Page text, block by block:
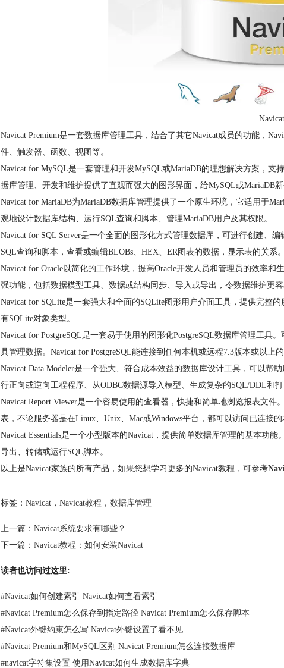
Navicat Premium是一套数据库管理工具，结合了其它Navicat成员的功能，
件、触发器、函数、视图等。
Navicat for MySQL是一套管理和开发MySQL或MariaDB的理想解决方案，
据库管理、开发和维护提供了直观而强大的图形界面，给MySQL或MariaDB
Navicat for MariaDB为MariaDB数据库管理提供了一个原生环境，它适用于
观地设计数据库结构、运行SQL查询和脚本、管理MariaDB用户及其权限。
Navicat for SQL Server是一个全面的图形化方式管理数据库，可进行创建、
SQL查询和脚本，查看或编辑BLOBs、HEX、ER图表的数据，显示表的关系。
Navicat for Oracle以简化的工作环境，提高Oracle开发人员和管理员的效率
强功能，包括数据模型工具、数据或结构同步、导入或导出，令数据维护更容
Navicat for SQLite是一套强大和全面的SQLite图形用户介面工具，提供完整
有SQLite对象类型。
Navicat for PostgreSQL是一套易于使用的图形化PostgreSQL数据库管理工
具管理数据。Navicat for PostgreSQL能连接到任何本机或远程7.3版本或以上
Navicat Data Modeler是一个强大、符合成本效益的数据库设计工具，可以
行正向或逆向工程程序、从ODBC数据源导入模型、生成复杂的SQL/DDL和打
Navicat Report Viewer是一个容易使用的查看器，快捷和简单地浏览报表文件
表，不论服务器是在Linux、Unix、Mac或Windows平台，都可以访问已连接的
Navicat Essentials是一个小型版本的Navicat，提供简单数据库管理的基本功
导出、转储或运行SQL脚本。
以上是Navicat家族的所有产品，如果您想学习更多的Navicat教程，可参考
标签：Navicat ，Navicat教程 ，数据库管理
上一篇：Navicat系统要求有哪些？
下一篇：Navicat教程：如何安装Navicat
读者也访问过这里:
#Navicat如何创建索引 Navicat如何查看索引
#Navicat Premium怎么保存到指定路径 Navicat Premium怎么保存脚本
#Navicat外键约束怎么写 Navicat外键设置了看不见
#Navicat Premium和MySQL区别 Navicat Premium怎么连接数据库
#navicat字符集设置 使用Navicat如何生成数据库字典